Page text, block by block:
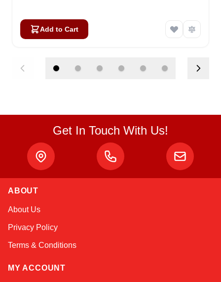
Add to Cart
Get In Touch With Us!
ABOUT
About Us
Privacy Policy
Terms & Conditions
MY ACCOUNT